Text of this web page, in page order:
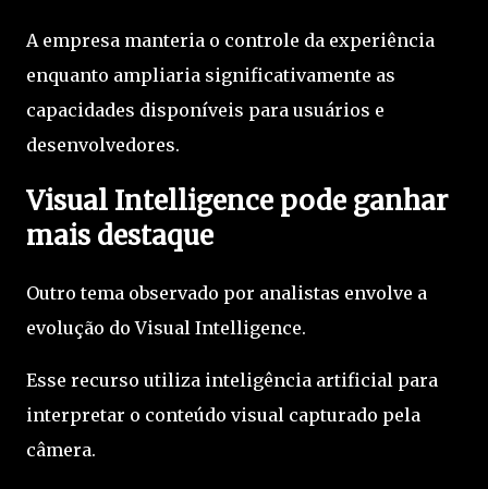
A empresa manteria o controle da experiência
enquanto ampliaria significativamente as
capacidades disponíveis para usuários e
desenvolvedores.
Visual Intelligence pode ganhar
mais destaque
Outro tema observado por analistas envolve a
evolução do Visual Intelligence.
Esse recurso utiliza inteligência artificial para
interpretar o conteúdo visual capturado pela
câmera.